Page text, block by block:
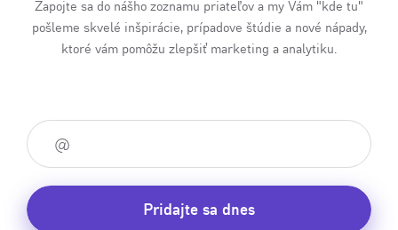
Zapojte sa do nášho zoznamu priateľov a my Vám "kde tu"
pošleme skvelé inšpirácie, prípadove štúdie a nové nápady,
ktoré vám pomôžu zlepšiť marketing a analytiku.
Pridajte sa dnes